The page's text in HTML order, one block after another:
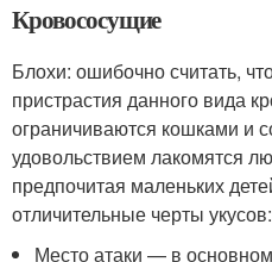
Кровососущие
Блохи: ошибочно считать,
пристрастия данного вида
ограничиваются кошками и
удовольствием лакомятся
предпочитая маленьких
отличительные черты укусов:
Место атаки — в